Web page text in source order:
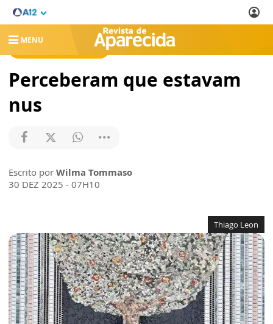
MENU
REVISTA DE APARECIDA
Perceberam que estavam
nus
Escrito por Wilma Tommaso
30 DEZ 2025 - 07H10
Thiago Leon